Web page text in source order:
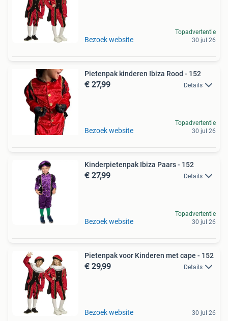
Bezoek website
Topadvertentie
30 jul 26
Pietenpak kinderen Ibiza Rood - 152
€ 27,99 Details
Bezoek website
Topadvertentie
30 jul 26
Kinderpietenpak Ibiza Paars - 152
€ 27,99 Details
Bezoek website
Topadvertentie
30 jul 26
Pietenpak voor Kinderen met cape - 152
€ 29,99 Details
Bezoek website 30 jul 26